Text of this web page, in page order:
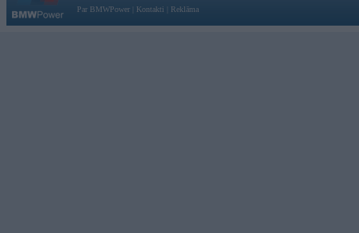
Par BMWPower
Kontakti Reklāma